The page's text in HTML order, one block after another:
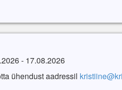
- 17.08.2026
ühendust aadressil